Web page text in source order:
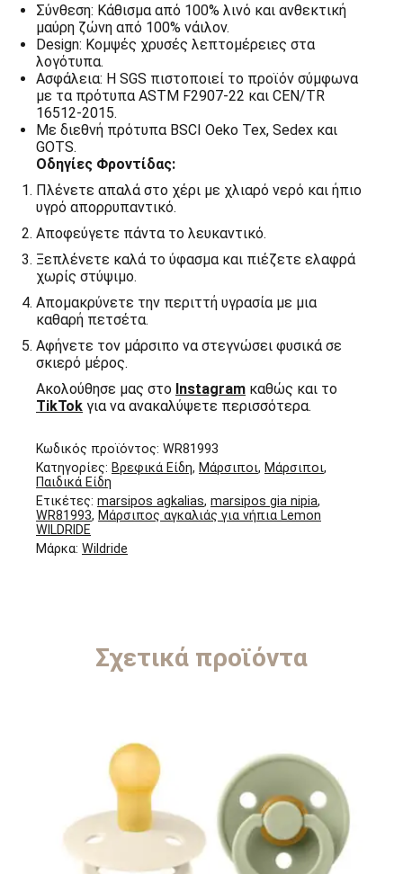
Σύνθεση: Κάθισμα από 100% λινό και ανθεκτική
μαύρη ζώνη από 100% νάιλον.
Design: Κομψές χρυσές λεπτομέρειες στα
λογότυπα.
Ασφάλεια: Η SGS πιστοποιεί το προϊόν σύμφωνα
με τα πρότυπα ASTM F2907-22 και CEN/TR
16512-2015.
Με διεθνή πρότυπα BSCI Oeko Tex, Sedex και
GOTS.
Οδηγίες Φροντίδας:
Πλένετε απαλά στο χέρι με χλιαρό νερό και ήπιο
υγρό απορρυπαντικό.
Αποφεύγετε πάντα το λευκαντικό.
Ξεπλένετε καλά το ύφασμα και πιέζετε ελαφρά
χωρίς στύψιμο.
Απομακρύνετε την περιττή υγρασία με μια
καθαρή πετσέτα.
Αφήνετε τον μάρσιπο να στεγνώσει φυσικά σε
σκιερό μέρος.
Ακολούθησε μας στο Instagram καθώς και το
TikTok για να ανακαλύψετε περισσότερα.
Κωδικός προϊόντος: WR81993
Κατηγορίες: Βρεφικά Είδη, Μάρσιποι, Μάρσιποι,
Παιδικά Είδη
Ετικέτες: marsipos agkalias, marsipos gia nipia,
WR81993, Μάρσιπος αγκαλιάς για νήπια Lemon
WILDRIDE
Μάρκα: Wildride
Σχετικά προϊόντα